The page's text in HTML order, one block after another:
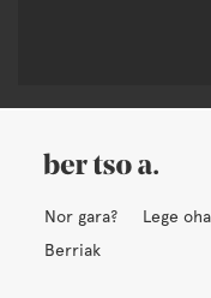
Nor gara? Lege
Berriak